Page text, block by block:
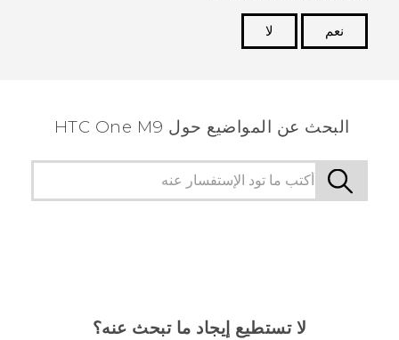
نعم
لا
البحث عن المواضيع حول HTC One M9
لا تستطيع إيجاد ما تبحث عنه؟